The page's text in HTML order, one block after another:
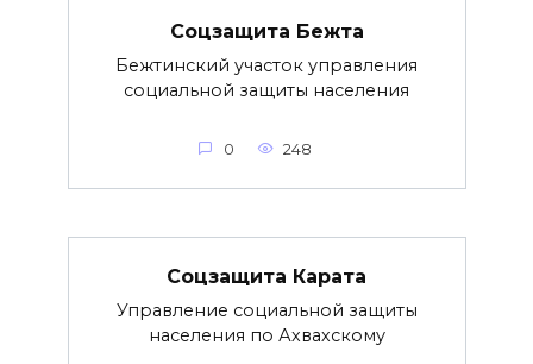
Соцзащита Бежта
Бежтинский участок управления
социальной защиты населения
0 248
Соцзащита Карата
Управление социальной защиты
населения по Ахвахскому